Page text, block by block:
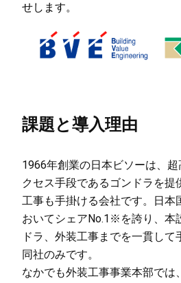
せします。
課題と導入理由
1966年創業の日本ビソーは、
クセス手段であるゴンドラを提
工事も手掛ける会社です。日本
おいてシェアNo.1※を誇り、本
ドラ、外装工事までを一貫し
同社のみです。
なかでも外装工事事業本部では